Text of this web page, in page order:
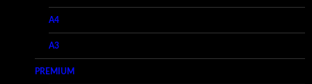
A4
A3
PREMIUM